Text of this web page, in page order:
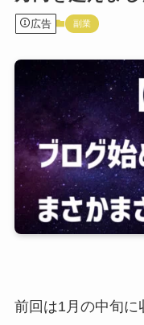
広告 副業
前回は1月の中旬に